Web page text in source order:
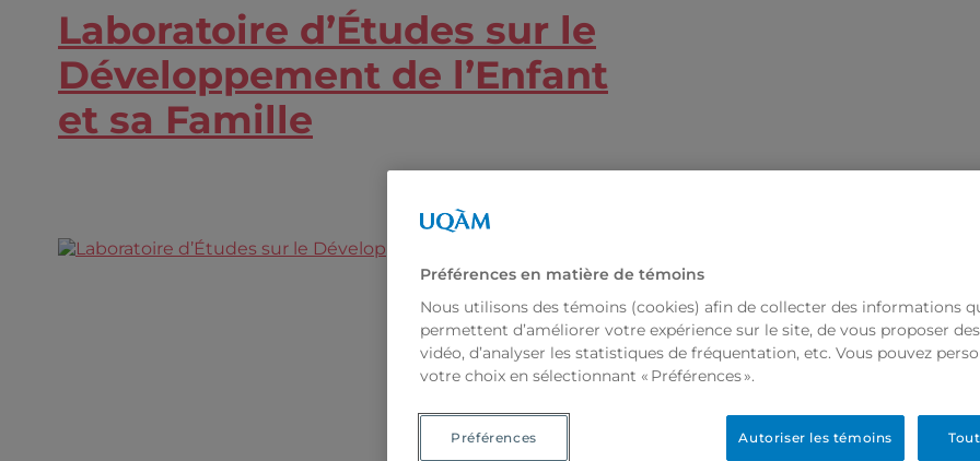
Laboratoire d’Études sur le
Développement de l’Enfant
et sa Famille
Préférences en matière de témoins
Nous utilisons des témoins (cookies) afin de collecter des informations
permettent d’améliorer votre expérience sur le site, de vous proposer
vidéo, d’analyser les statistiques de fréquentation, etc. Vous pouvez
votre choix en sélectionnant « Préférences ».
Autoriser les témoins
Préférences